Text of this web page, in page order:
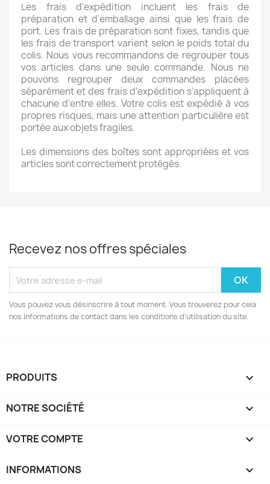
Les frais d'expédition incluent les frais de
préparation et d'emballage ainsi que les frais de
port. Les frais de préparation sont fixes, tandis que
les frais de transport varient selon le poids total du
colis. Nous vous recommandons de regrouper tous
vos articles dans une seule commande. Nous ne
pouvons regrouper deux commandes placées
séparément et des frais d'expédition s'appliquent à
chacune d'entre elles. Votre colis est expédié à vos
propres risques, mais une attention particulière est
portée aux objets fragiles.
Les dimensions des boîtes sont appropriées et vos
articles sont correctement protégés.
Recevez nos offres spéciales
Vous pouvez vous désinscrire à tout moment. Vous trouverez pour cela
nos informations de contact dans les conditions d'utilisation du site.
PRODUITS 
NOTRE SOCIÉTÉ 
VOTRE COMPTE 
INFORMATIONS keyboard_arrow_down